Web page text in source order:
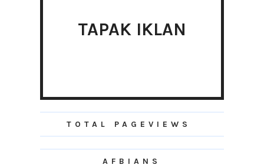
Menantu vs Mertua
Lakukan Di Dal...
KENYATAAN MEDIA YBHG TAN SRI DATO' HJ
MUHYIDDIN HJ...
Kenyataan Rasmi Perdana Menteri
Terhadap Rombakan ...
Senarai Terkini Menteri Kabinet 2015
TAPAK IKLAN
TOTAL PAGEVIEWS
AFBIANS